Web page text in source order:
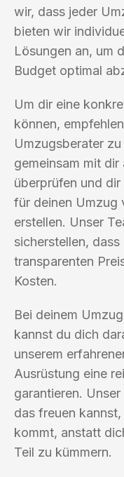
wir, dass jeder
bieten wir
Lösungen an, um
Budget optimal
Um dir eine
können,
Umzugsberater
gemeinsam mit
überprüfen und
für deinen Umzug
erstellen. Unser
sicherstellen,
transparenten
Kosten.
Bei deinem
kannst du dich
unserem
Ausrüstung eine
garantieren.
das freuen
kommt, anstatt
Teil zu kümmern.